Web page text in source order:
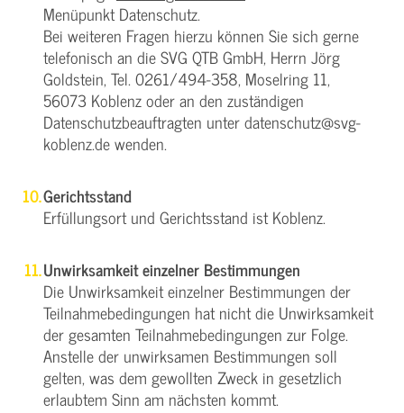
Menüpunkt Datenschutz.
Bei weiteren Fragen hierzu können Sie sich gerne
telefonisch an die SVG QTB GmbH, Herrn Jörg
Goldstein, Tel. 0261/494-358, Moselring 11,
56073 Koblenz oder an den zuständigen
Datenschutzbeauftragten unter datenschutz@svg-
koblenz.de wenden.
Gerichtsstand
Erfüllungsort und Gerichtsstand ist Koblenz.
Unwirksamkeit einzelner Bestimmungen
Die Unwirksamkeit einzelner Bestimmungen der
Teilnahmebedingungen hat nicht die Unwirksamkeit
der gesamten Teilnahmebedingungen zur Folge.
Anstelle der unwirksamen Bestimmungen soll
gelten, was dem gewollten Zweck in gesetzlich
erlaubtem Sinn am nächsten kommt.